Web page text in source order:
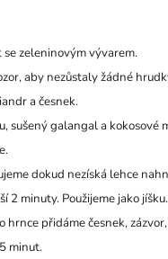
zeleninovým vývarem.
aby nezůstaly žádné
a česnek.
sušený galangal a kokosové
dokud nezíská lehce
2 minuty. Použijeme jako jíšku.
přidáme česnek,
minut.